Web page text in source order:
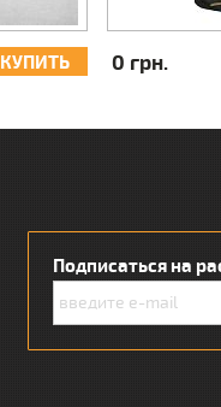
КУПИТЬ 0 грн.
Подписаться на